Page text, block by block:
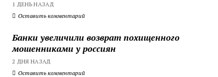
1 ДЕНЬ НАЗАД
Оставить комментарий
Банки увеличили возврат похищенного
мошенниками у россиян
2 ДНЯ НАЗАД
Оставить комментарий